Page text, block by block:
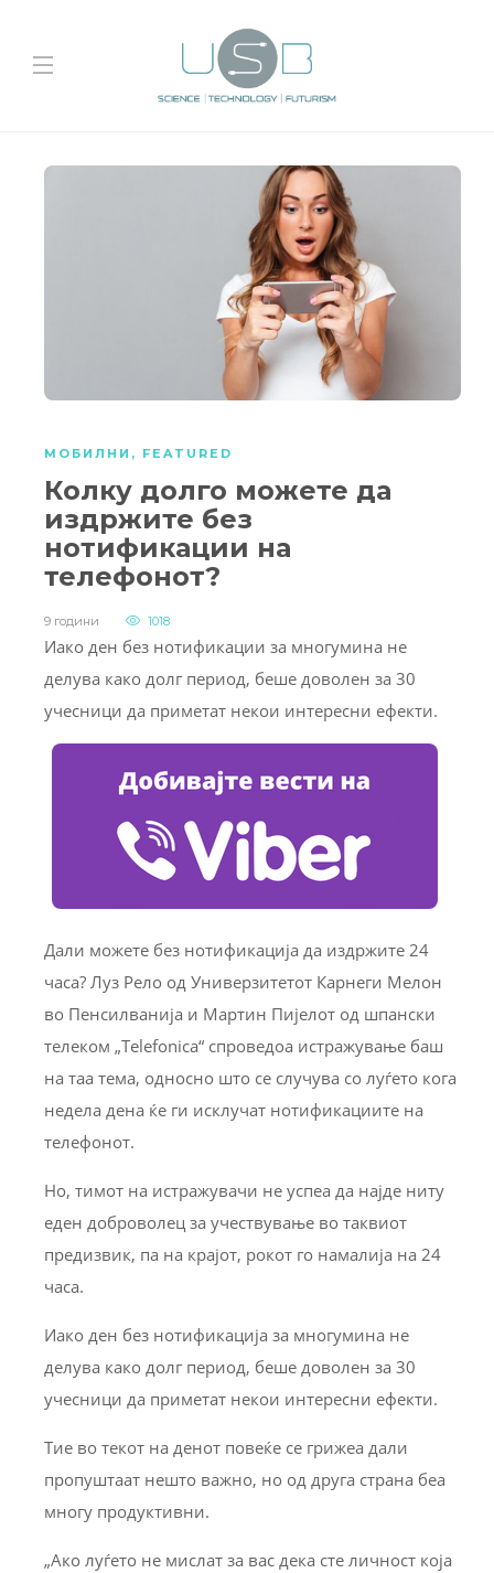
МОБИЛНИ , FEATURED
Колку долго можете да
издржите без
нотификации на
телефонот?
9 години 1018
Иако ден без нотификации за многумина не
делува како долг период, беше доволен за 30
учесници да приметат некои интересни ефекти.
Дали можете без нотификација да издржите 24
часа? Луз Рело од Универзитетот Карнеги Мелон
во Пенсилванија и Мартин Пијелот од шпански
телеком „Telefonica“ спроведоа истражување баш
на таа тема, односно што се случува со луѓето кога
недела дена ќе ги исклучат нотификациите на
телефонот.
Но, тимот на истражувачи не успеа да најде ниту
еден доброволец за учествување во таквиот
предизвик, па на крајот, рокот го намалија на 24
часа.
Иако ден без нотификација за многумина не
делува како долг период, беше доволен за 30
учесници да приметат некои интересни ефекти.
Тие во текот на денот повеќе се грижеа дали
пропуштаат нешто важно, но од друга страна беа
многу продуктивни.
„Ако луѓето не мислат за вас дека сте личност која